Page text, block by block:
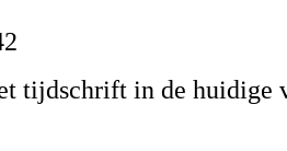
tijdschrift in de huidige